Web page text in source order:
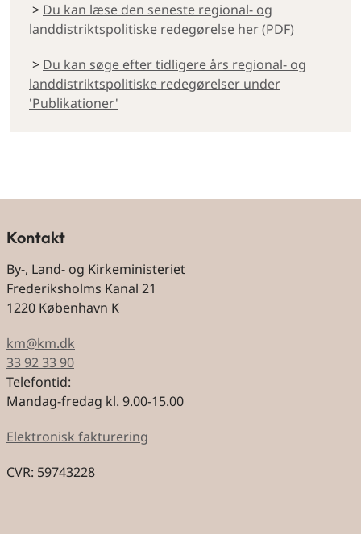
> Du kan læse den seneste regional- og
landdistriktspolitiske redegørelse her (PDF)
> Du kan søge efter tidligere års regional- og
landdistriktspolitiske redegørelser under
'Publikationer'
Kontakt
By-, Land- og Kirkeministeriet
Frederiksholms Kanal 21
1220 København K
km@km.dk
33 92 33 90
Telefontid:
Mandag-fredag kl. 9.00-15.00
Elektronisk fakturering
CVR: 59743228